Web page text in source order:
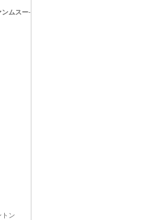
ンムスー-
トン